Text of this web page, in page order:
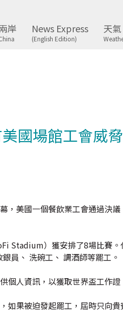
岸 News Express
(English Edition)
天氣
國場館工會威
，美國一個餐飲業工會通過決
Stadium）獲安排了8場比賽
員、 洗碗工、 調酒師等罷工。
個人資訊，以獲取世界盃工作
如果被迫發起罷工，屆時只向